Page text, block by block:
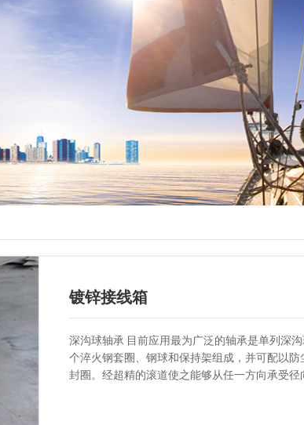
镀锌接线箱
深沟球轴承 目前应用最为广泛的轴承是单列深
个淬火钢套圈、钢球和保持架组成，并可配以防
封圈。经超精的滚道使之能够从任一方向承受径